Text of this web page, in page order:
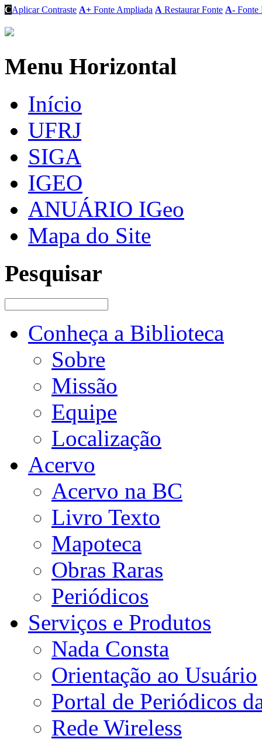
CAplicar Contraste A+ Fonte Ampliada A Restaurar Fonte A- Fonte
Menu Horizontal
Início
UFRJ
SIGA
IGEO
ANUÁRIO IGeo
Mapa do Site
Pesquisar
Conheça a Biblioteca
Sobre
Missão
Equipe
Localização
Acervo
Acervo na BC
Livro Texto
Mapoteca
Obras Raras
Periódicos
Serviços e Produtos
Nada Consta
Orientação ao Usuário
Portal de Periódicos
Rede Wireless